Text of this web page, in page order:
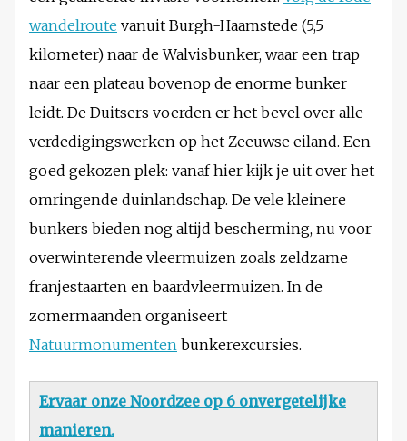
wandelroute vanuit Burgh-Haamstede (5,5
kilometer) naar de Walvisbunker, waar een trap
naar een plateau bovenop de enorme bunker
leidt. De Duitsers voerden er het bevel over alle
verdedigingswerken op het Zeeuwse eiland. Een
goed gekozen plek: vanaf hier kijk je uit over het
omringende duinlandschap. De vele kleinere
bunkers bieden nog altijd bescherming, nu voor
overwinterende vleermuizen zoals zeldzame
franjestaarten en baardvleermuizen. In de
zomermaanden organiseert
Natuurmonumenten bunkerexcursies.
Ervaar onze Noordzee op 6 onvergetelijke
manieren.